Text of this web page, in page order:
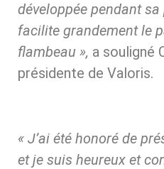
développée pendant
facilite grandement le
flambeau », a souligné
présidente de Valoris.
« J’ai été honoré de
et je suis heureux et